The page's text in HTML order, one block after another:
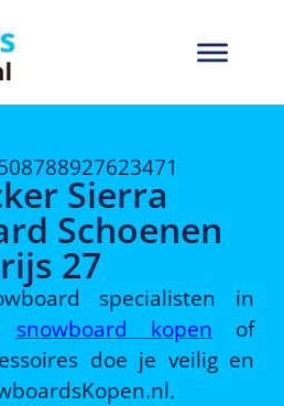
Sierra
Schoenen
27
specialisten in
snowboard kopen of
doe je veilig en